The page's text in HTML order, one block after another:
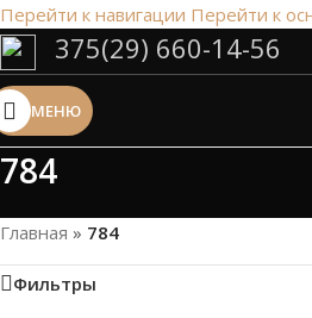
Перейти к навигации Перейти к
Сэкономим Ваше
Рассчитаем мощность |
наличии и под
375(29) 660-14-56
МЕНЮ
784
Главная » 784
Фильтры